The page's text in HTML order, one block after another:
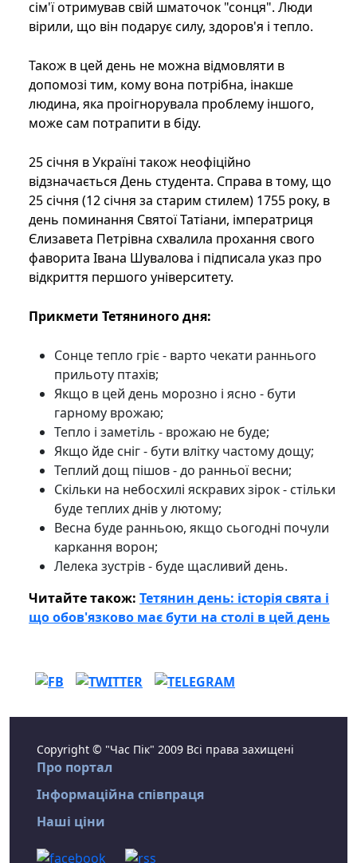
сім'ї отримував свій шматочок "сонця". Люди
вірили, що він подарує силу, здоров'я і тепло.
Також в цей день не можна відмовляти в
допомозі тим, кому вона потрібна, інакше
людина, яка проігнорувала проблему іншого,
може сам потрапити в біду.
25 січня в Україні також неофіційно
відзначається День студента. Справа в тому, що
25 січня (12 січня за старим стилем) 1755 року, в
день поминання Святої Татіани, імператриця
Єлизавета Петрівна схвалила прохання свого
фаворита Івана Шувалова і підписала указ про
відкриття першого університету.
Прикмети Тетяниного дня:
Сонце тепло гріє - варто чекати раннього
прильоту птахів;
Якщо в цей день морозно і ясно - бути
гарному врожаю;
Тепло і заметіль - врожаю не буде;
Якщо йде сніг - бути влітку частому дощу;
Теплий дощ пішов - до ранньої весни;
Скільки на небосхилі яскравих зірок - стільки
буде теплих днів у лютому;
Весна буде ранньою, якщо сьогодні почули
каркання ворон;
Лелека зустрів - буде щасливий день.
Читайте також: Тетянин день: історія свята і
що обов'язково має бути на столі в цей день
Copyright © "Час Пік" 2009 Всі права захищені
Про портал
Інформаційна співпраця
Наші ціни